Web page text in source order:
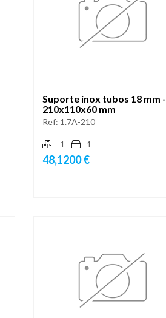
Suporte inox tubos 18 mm -
210x110x60 mm
Ref: 1.7A-210
1 1
48,1200 €